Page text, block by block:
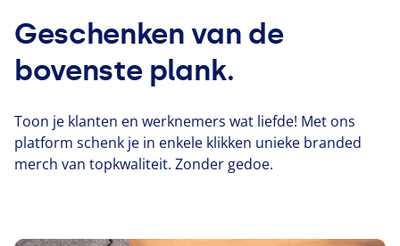
Geschenken van de
bovenste plank.
Toon je klanten en werknemers wat liefde! Met ons
platform schenk je in enkele klikken unieke branded
merch van topkwaliteit. Zonder gedoe.